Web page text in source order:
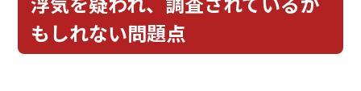
もしれない問題点